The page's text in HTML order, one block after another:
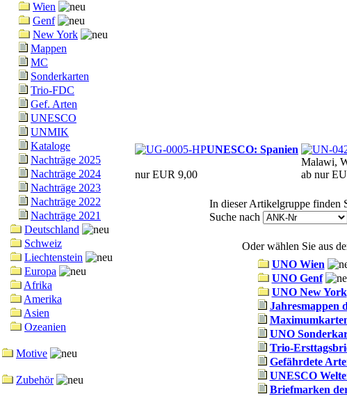
Wien
Genf
New York
Mappen
MC
Sonderkarten
Trio-FDC
Gef. Arten
UNESCO
UNMIK
Kataloge
Nachträge 2025
Nachträge 2024
Nachträge 2023
Nachträge 2022
Nachträge 2021
Deutschland
Schweiz
Liechtenstein
Europa
Afrika
Amerika
Asien
Ozeanien
Motive
Zubehör
UNESCO: Spanien
nur EUR 9,00
Malawi,
ab nur
In dieser Artikelgruppe finden
Suche nach
Oder wählen Sie aus
UNO Wien
UNO Genf
UNO New York
Jahresmappen
UNO
Trio-
Gefährdete
UNESCO
Briefmarken